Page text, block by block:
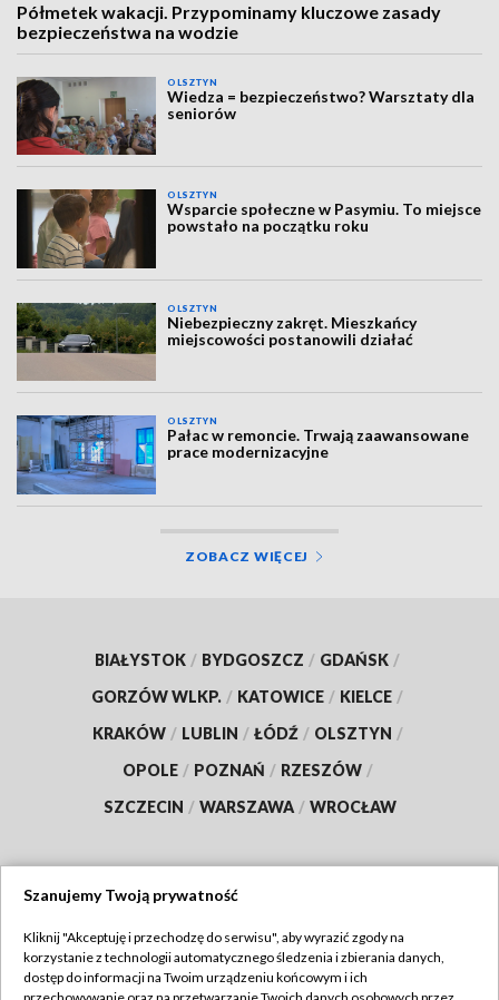
Półmetek wakacji. Przypominamy kluczowe zasady
bezpieczeństwa na wodzie
OLSZTYN
Wiedza = bezpieczeństwo? Warsztaty dla
seniorów
OLSZTYN
Wsparcie społeczne w Pasymiu. To miejsce
powstało na początku roku
OLSZTYN
Niebezpieczny zakręt. Mieszkańcy
miejscowości postanowili działać
OLSZTYN
Pałac w remoncie. Trwają zaawansowane
prace modernizacyjne
ZOBACZ WIĘCEJ
BIAŁYSTOK / BYDGOSZCZ / GDAŃSK /
GORZÓW WLKP. / KATOWICE / KIELCE /
KRAKÓW / LUBLIN / ŁÓDŹ / OLSZTYN /
OPOLE / POZNAŃ / RZESZÓW /
SZCZECIN / WARSZAWA / WROCŁAW
TVP
Szanujemy Twoją prywatność
Kliknij "Akceptuję i przechodzę do serwisu", aby wyrazić zgody na
korzystanie z technologii automatycznego śledzenia i zbierania danych,
dostęp do informacji na Twoim urządzeniu końcowym i ich